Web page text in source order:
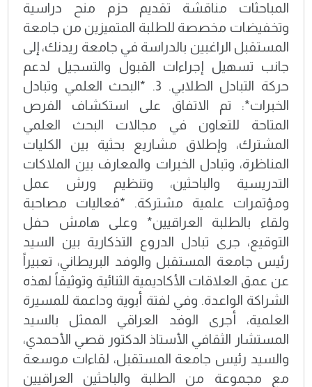
المباحثات مناقشة تقديم حزم منح دراسية
وتخفيضات مخصصة للطلبة المتميزين من جامعة
المستقبل الراغبين بالدراسة في جامعة ريدنك، إلى
جانب تسهيل إجراءات القبول والتسجيل لدعم
حركة التبادل الطلابي. 3. *البحث العلمي وتبادل
الخبرات*: تم الاتفاق على استكشاف الفرص
المتاحة للتعاون في مجالات البحث العلمي
المشترك، وإطلاق مشاريع بحثية بين الكليات
المناظرة، وتبادل الخبرات والمعارف بين الملاكات
التدريسية والباحثين، وتنظيم ورش عمل
ومؤتمرات علمية مشتركة. *فعاليات مصاحبة
ولقاء بالطلبة العراقيين* وعلى هامش حفل
التوقيع، جرى تبادل الدروع التذكارية بين السيد
رئيس جامعة المستقبل والوفد البريطاني، تعبيراً
عن عمق العلاقات الأكاديمية الثنائية وتوثيقاً لهذه
الشراكة الواعدة. وفي لفتة أبوية وداعمة للمسيرة
العلمية، أجرى الوفد العراقي الممثل بالسيد
المستشار الثقافي الأستاذ الدكتور قصي الأحمدي،
والسيد رئيس جامعة المستقبل، لقاءات موسعة
مع مجموعة من الطلبة والباحثين العراقيين